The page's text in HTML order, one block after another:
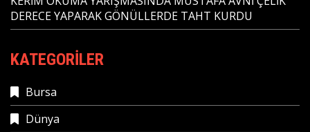
DERECE YAPARAK GÖNÜLLERDE TAHT KURDU
KATEGORILER
Bursa
Dünya